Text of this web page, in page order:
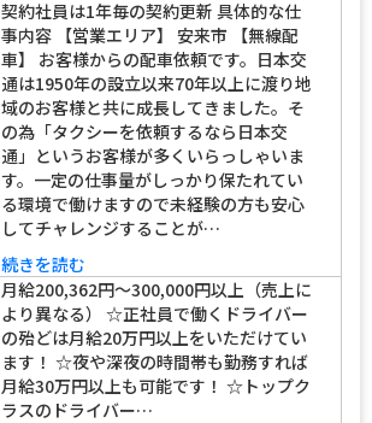
契約社員は1年毎の契約更新 具体的な仕
事内容 【営業エリア】 安来市 【無線配
車】 お客様からの配車依頼です。日本交
通は1950年の設立以来70年以上に渡り地
域のお客様と共に成長してきました。そ
の為「タクシーを依頼するなら日本交
通」というお客様が多くいらっしゃいま
す。一定の仕事量がしっかり保たれてい
る環境で働けますので未経験の方も安心
してチャレンジすることが…
続きを読む
月給200,362円～300,000円以上（売上に
より異なる） ☆正社員で働くドライバー
の殆どは月給20万円以上をいただけてい
ます！ ☆夜や深夜の時間帯も勤務すれば
月給30万円以上も可能です！ ☆トップク
ラスのドライバー…